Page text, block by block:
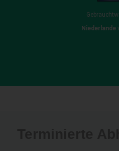
Niederlande